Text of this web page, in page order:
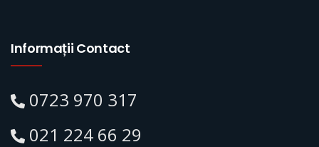
Informații Contact
0723 970 317
021 224 66 29